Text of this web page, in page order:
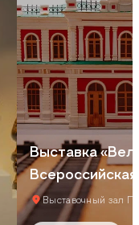
Выставка
Выставочный зал